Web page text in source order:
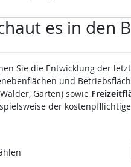
es in den
Sie die Entwicklung der
und
Gärten) sowie
der